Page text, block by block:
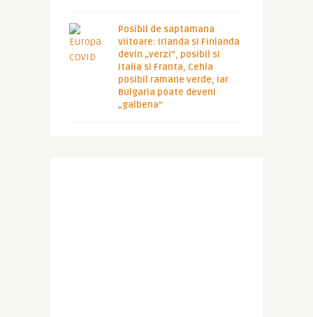
Posibil de saptamana
viitoare: Irlanda si Finlanda
devin „verzi”, posibil si
Italia si Franta, Cehia
posibil ramane verde, iar
Bulgaria poate deveni
„galbena”